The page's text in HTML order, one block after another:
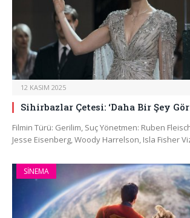
12 KASIM 2025
Sihirbazlar Çetesi: ‘Daha Bir Şey
Filmin Türü: Gerilim, Suç Yönetmen: Ruben
Jesse Eisenberg, Woody Harrelson, Isla Fisher
SINEMA